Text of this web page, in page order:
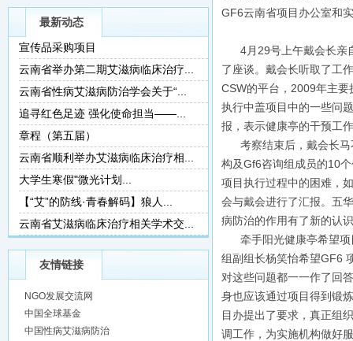
最新动态
宣传品采购项目
云南省举办第二期艾滋病临床治疗...
云南省性病艾滋病防治学会关于“...
追寻红色足迹 强化使命担当——...
章程（第五届）
云南省顺利举办艾滋病临床治疗相...
大学生寒假"微光计划...
【“艾”的防线·青春解码】狼人...
云南省艾滋病临床治疗相关学术交...
友情链接
NGO发展交流网
中国全球基金
中国性病艾滋病防治
GF6云南省项目办公室和
4月29号上午戴会长亲自
了座谈。戴会长听取了工
CSW的平台，2009年主
执行中盖项目中的一些问
报，表示健康亭的干预工
考察结束后，戴会长马
构及Gf6咨询组成员的10
项目执行过程中的困难，
会与戴会进行了汇报。五
病防治的作用有了新的认
牵手阳光健康亭希望项
组副组长杨笑怡希望GF6
对这些问题都一一作了回
身也应该通过项目得到锻
目办提出了要求，真正组
调工作，为实施机构做好